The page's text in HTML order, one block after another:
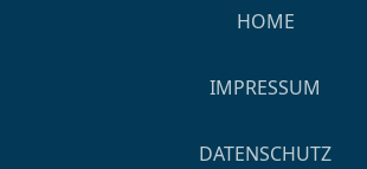
HOME
IMPRESSUM
DATENSCHUTZ